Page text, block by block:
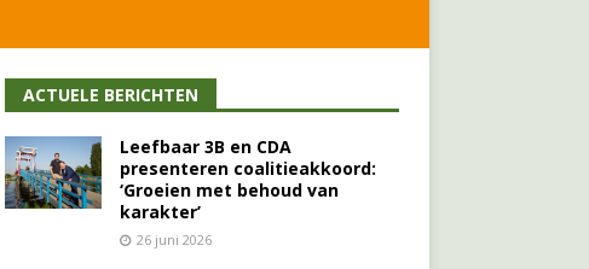
ACTUELE BERICHTEN
Leefbaar 3B en CDA
presenteren coalitieakkoord:
‘Groeien met behoud van
karakter’
26 juni 2026